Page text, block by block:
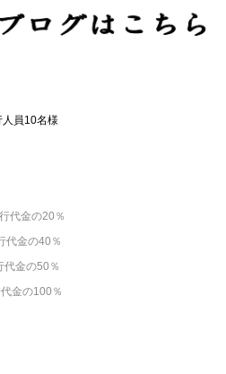
員10名様
代金の20％
金の40％
金の50％
100％